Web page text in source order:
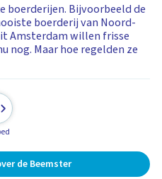
boerderijen. Bijvoorbeeld de
boerderij van Noord-
Amsterdam willen frisse
nog. Maar hoe regelden ze
de Beemster